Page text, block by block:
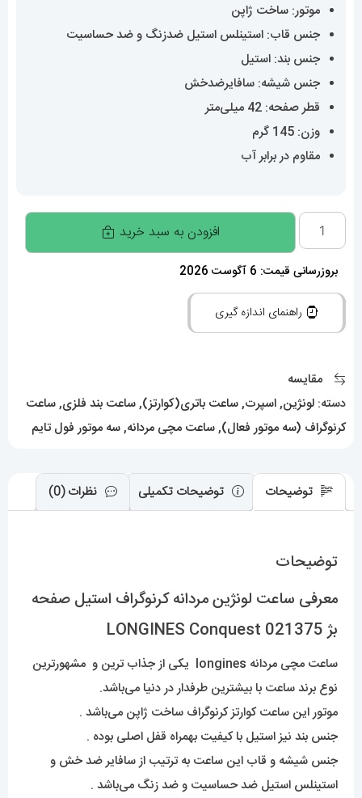
موتور: ساخت ژاپن
جنس قاب: استینلس استیل ضدزنگ و ضد حساسیت
جنس بند: استیل
جنس شیشه: سافایرضدخش
قطر صفحه: 42 میلی‌متر
وزن: 145 گرم
مقاوم در برابر آب
ساعت
لونژین
مردانه
کرنوگراف
Conquest
021375
افزودن به سبد خرید
بروزرسانی قیمت: 6 آگوست 2026
راهنمای اندازه گیری
مقایسه
دسته: لونژین,اسپرت,ساعت باتری(کوارتز),ساعت بند فلزی,ساعت
کرنوگراف (سه موتور فعال),ساعت مچی مردانه,سه موتور فول تایم
توضیحات توضیحات تکمیلی نظرات (0)
توضیحات
معرفی ساعت لونژین مردانه کرنوگراف استیل صفحه
بژ LONGINES Conquest 021375
ساعت مچی مردانه longine s
یکی از جذاب ترین و مشهورترین
نوع برند ساعت با بیشترین طرفدار در دنیا می‌باشد.
موتور این ساعت کوارتز کرنوگراف ساخت ژاپن می‌باشد .
جنس بند نیز استیل با کیفیت بهمراه قفل اصلی بوده .
جنس شیشه و قاب این ساعت به ترتیب از سافایر ضد خش و
استینلس استیل ضد حساسیت و ضد زنگ می‌باشد .